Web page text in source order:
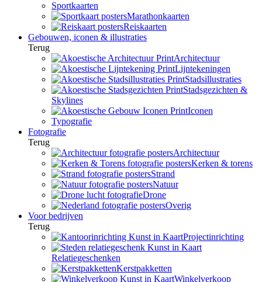
Sportkaarten
Marathonkaarten
Reiskaarten
Gebouwen, iconen & illustraties
Terug
Architectuur
Lijntekeningen
Stadsillustraties
Stadsgezichten &
Skylines
Iconen
Typografie
Fotografie
Terug
Architectuur
Kerken & torens
Strand
Natuur
Drone
Overig
Voor bedrijven
Terug
Projectinrichting
Relatiegeschenken
Kerstpakketten
Winkelverkoop